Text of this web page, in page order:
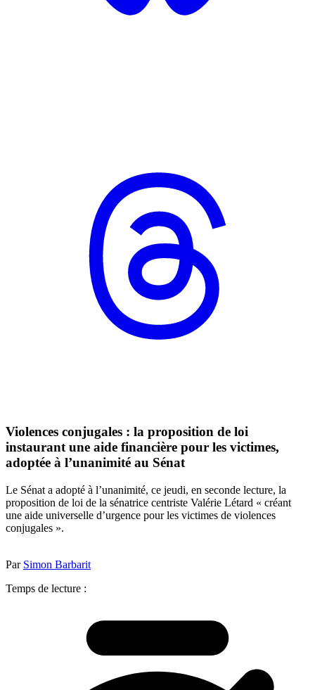
Violences conjugales : la proposition de loi
instaurant une aide financière pour les victimes,
adoptée à l’unanimité au Sénat
Le Sénat a adopté à l’unanimité, ce jeudi, en seconde lecture, la
proposition de loi de la sénatrice centriste Valérie Létard « créant
une aide universelle d’urgence pour les victimes de violences
conjugales ».
Par Simon Barbarit
Temps de lecture :